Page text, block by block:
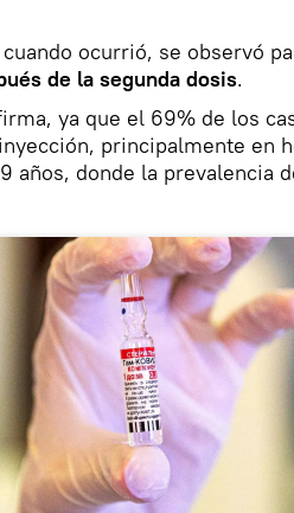
ocurrió, se observó
de la segunda dosis.
ya que el 69% de los
principalmente en
años, donde la prevalencia